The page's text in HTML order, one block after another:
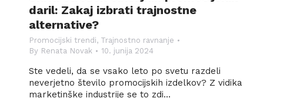
daril: Zakaj izbrati trajnostne
alternative?
Promocijski trendi, Trajnostno ravnanje
By Renata Novak 10. junija 2024
Ste vedeli, da se vsako leto po svetu razdeli
neverjetno število promocijskih izdelkov? Z vidika
marketinške industrije se to zdi…